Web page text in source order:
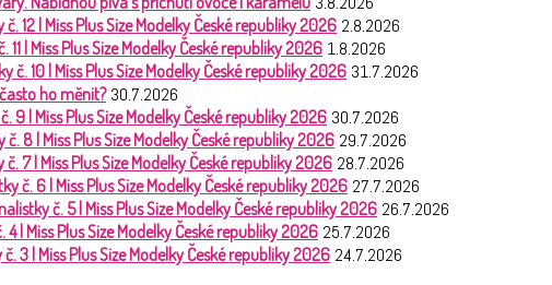
| Miss Plus Size Modelky České republiky 2026 2.8.2026
| Miss Plus Size Modelky České republiky 2026 1.8.2026
10 | Miss Plus Size Modelky České republiky 2026 31.7.2026
ho měnit? 30.7.2026
| Miss Plus Size Modelky České republiky 2026 30.7.2026
8 | Miss Plus Size Modelky České republiky 2026 29.7.2026
7 | Miss Plus Size Modelky České republiky 2026 28.7.2026
č. 6 | Miss Plus Size Modelky České republiky 2026 27.7.2026
č. 5 | Miss Plus Size Modelky České republiky 2026 26.7.2026
| Miss Plus Size Modelky České republiky 2026 25.7.2026
3 | Miss Plus Size Modelky České republiky 2026 24.7.2026